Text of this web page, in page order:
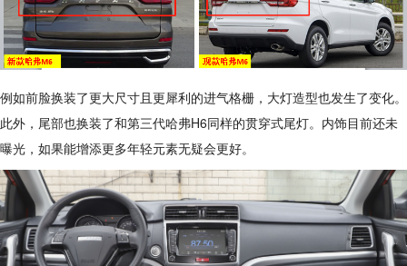
例如前脸换装了更大尺寸且更犀利的进气格栅，大灯造型也发生了变化。
此外，尾部也换装了和第三代哈弗H6同样的贯穿式尾灯。内饰目前还未
曝光，如果能增添更多年轻元素无疑会更好。